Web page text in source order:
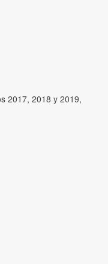
2017, 2018 y 2019,